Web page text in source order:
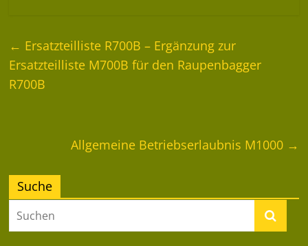
← Ersatzteilliste R700B – Ergänzung zur
Ersatzteilliste M700B für den Raupenbagger
R700B
Allgemeine Betriebserlaubnis M1000 →
Suche